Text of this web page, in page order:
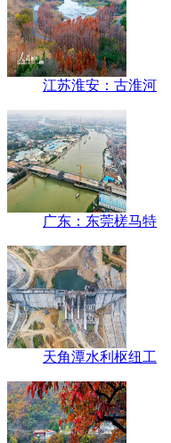
江苏淮安：古淮河
广东：东莞槎马特
天角潭水利枢纽工